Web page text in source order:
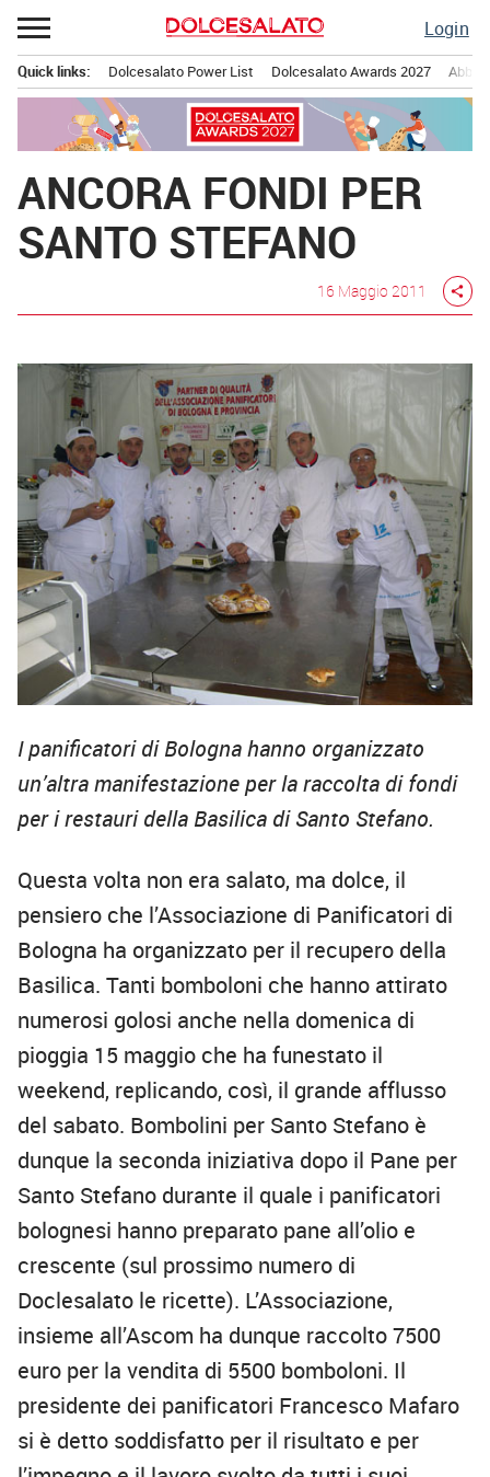
Passa
al
contenuto
Login
principale
Quick links: Dolcesalato Power List Dolcesalato Awards 2027
ANCORA FONDI PER
SANTO STEFANO
16 Maggio 2011 share
I panificatori di Bologna hanno organizzato
un’altra manifestazione per la raccolta di fondi
per i restauri della Basilica di Santo Stefano.
Questa volta non era salato, ma dolce, il
pensiero che l’Associazione di Panificatori di
Bologna ha organizzato per il recupero della
Basilica. Tanti bomboloni che hanno attirato
numerosi golosi anche nella domenica di
pioggia 15 maggio che ha funestato il
weekend, replicando, così, il grande afflusso
del sabato. Bombolini per Santo Stefano è
dunque la seconda iniziativa dopo il Pane per
Santo Stefano durante il quale i panificatori
bolognesi hanno preparato pane all’olio e
crescente (sul prossimo numero di
Doclesalato le ricette). L’Associazione,
insieme all’Ascom ha dunque raccolto 7500
euro per la vendita di 5500 bomboloni. Il
presidente dei panificatori Francesco Mafaro
si è detto soddisfatto per il risultato e per